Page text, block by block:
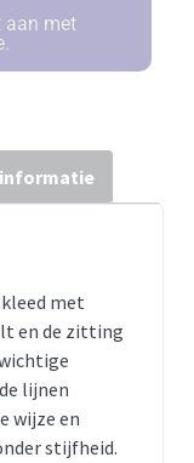
aan met
met
en de zitting
lijnen
wijze en
stijfheid.